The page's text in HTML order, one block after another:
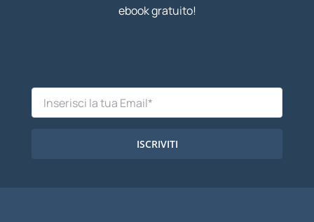
ebook gratuito!
ISCRIVITI